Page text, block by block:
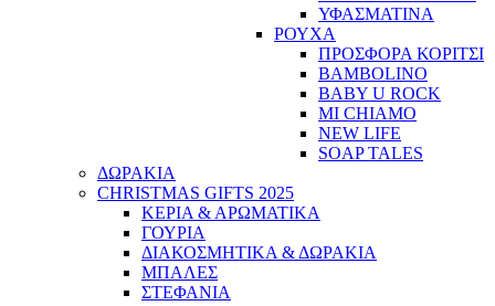
ΥΦΑΣΜΑΤΙΝΑ
ΡΟΥΧΑ
ΠΡΟΣΦΟΡΑ ΚΟΡΙΤΣΙ
BAMBOLINO
BABY U ROCK
MI CHIAMO
NEW LIFE
SOAP TALES
ΔΩΡΑΚΙΑ
CHRISTMAS GIFTS 2025
ΚΕΡΙΑ & ΑΡΩΜΑΤΙΚΑ
ΓΟΥΡΙΑ
ΔΙΑΚΟΣΜΗΤΙΚΑ & ΔΩΡΑΚΙΑ
ΜΠΑΛΕΣ
ΣΤΕΦΑΝΙΑ